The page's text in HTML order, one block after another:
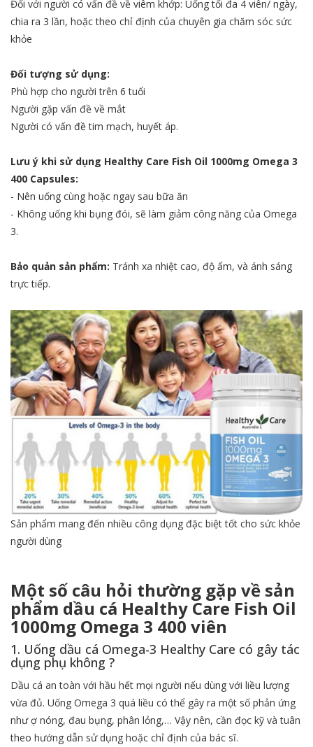
Đối với người có vấn đề về viêm khớp: Uống tối đa 4 viên/ ngày,
chia ra 3 lần, hoặc theo chỉ định của chuyên gia chăm sóc sức
khỏe
Đối tượng sử dụng:
Phù hợp cho người trên 6 tuổi
Người gặp vấn đề về mắt
Người có vấn đề tim mạch, huyết áp.
Lưu ý khi sử dụng Healthy Care Fish Oil 1000mg Omega 3
400 Capsules:
- Nên uống cùng hoặc ngay sau bữa ăn
- Không uống khi bụng đói, sẽ làm giảm công năng của Omega
3.
Bảo quản sản phẩm: Tránh xa nhiệt cao, độ ẩm, và ánh sáng
trực tiếp.
Sản phẩm mang đến nhiều công dụng đặc biệt tốt cho sức khỏe
người dùng
Một số câu hỏi thường gặp về sản
phẩm dầu cá Healthy Care Fish Oil
1000mg Omega 3 400 viên
1. Uống dầu cá Omega-3 Healthy Care có gây tác
dụng phụ không ?
Dầu cá an toàn với hầu hết mọi người nếu dùng với liều lượng
vừa đủ. Uống Omega 3 quá liều có thể gây ra một số phản ứng
như ợ nóng, đau bụng, phân lỏng,… Vậy nên, cần đọc kỹ và tuân
theo hướng dẫn sử dụng hoặc chỉ định của bác sĩ.